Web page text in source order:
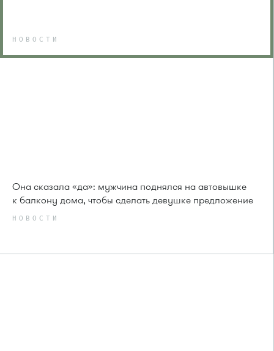
НОВОСТИ
Она сказала «да»: мужчина поднялся на автовышке
к балкону дома, чтобы сделать девушке предложение
НОВОСТИ